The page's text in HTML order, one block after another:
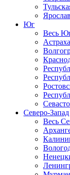
Юг
Весь
Северо-Запад
Весь